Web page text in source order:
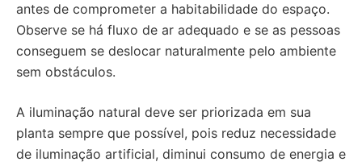
antes de comprometer a habitabilidade do espaço.
Observe se há fluxo de ar adequado e se as pessoas
conseguem se deslocar naturalmente pelo ambiente
sem obstáculos.
A iluminação natural deve ser priorizada em sua
planta sempre que possível, pois reduz necessidade
de iluminação artificial, diminui consumo de energia e